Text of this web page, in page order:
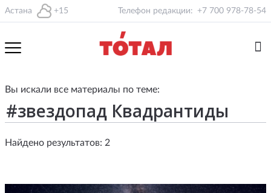
Астана +15 Телефон редакции: +7 700 978-78-54
Вы искали все материалы по теме:
Найдено результатов: 2